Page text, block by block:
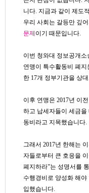
니다. 지금과 같이 제도
우리 사회는 갈등만 깊
문제이기 때문입니다.
이번 청와대 정보공개
연맹이 특수활동비 폐
한 17개 정부기관을 상
이후 연맹은 2017년 이
하고 납세자들이 세금
동비라고 지목했습니다.
그래서 2017년 한해는
자들로부터 큰 호응을
폐지하라”는 성명서를
수행경비로 양성화 해
입했습니다.